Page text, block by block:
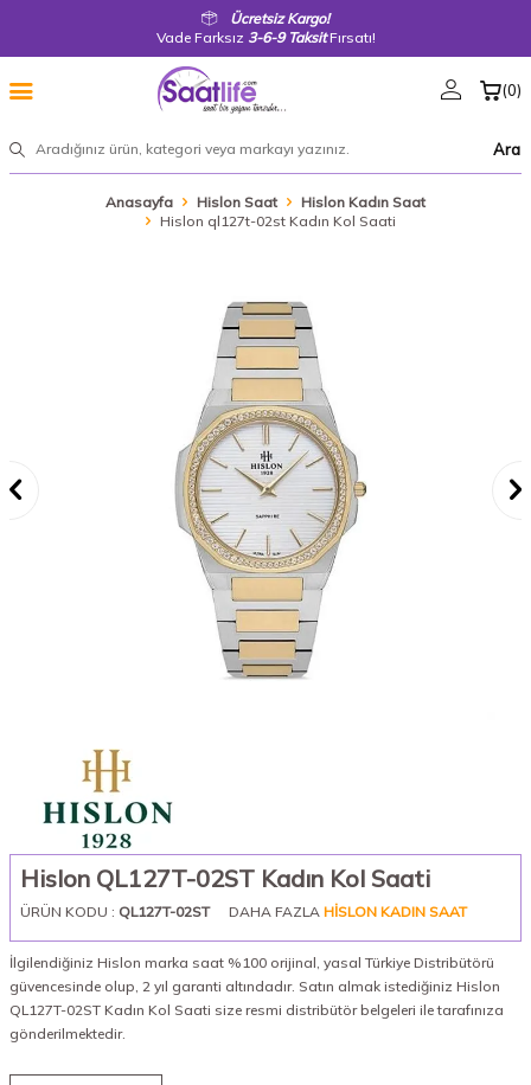
Ücretsiz Kargo!
Vade Farksız 3-6-9 TaksitFırsatı!
Ara
(0)
Anasayfa Hislon Saat
Hislon Kadın Saat
Hislon ql127t-02st Kadın Kol Saati
Hislon QL127T-02ST Kadın Kol Saati
ÜRÜN KODU : QL127T-02ST DAHA FAZLA HISLON KADIN SAAT
İlgilendiğiniz Hislon marka saat %100 orijinal, yasal Türkiye Distribütörü
güvencesinde olup, 2 yıl garanti altındadır. Satın almak istediğiniz Hislon
QL127T-02ST Kadın Kol Saati size resmi distribütör belgeleri ile tarafınıza
gönderilmektedir.